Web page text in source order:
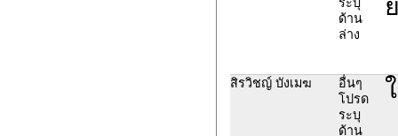
ด้าน
ล่าง
สิรวิชญ์ บังเมฆ
อื่นๆ
โปรด
ระบุ
ด้าน